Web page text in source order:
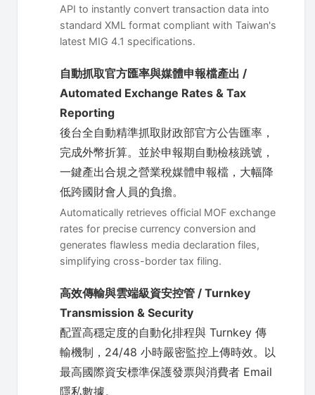
API to instantly convert transaction data into
standard XML format compliant with Taiwan's
latest MIG 4.1 specifications.
自動抓取官方匯率與媒體申報檔產出 /
Automated Exchange Rates & Tax
Reporting
後台全自動精準抓取財政部官方公告匯率，
完成外幣折算。並於申報期自動檢核跳號，
一鍵產出合規之營業稅媒體申報檔，大幅降
低跨國財會人員的負擔。
Automatically retrieves official MOF exchange
rates for precise currency conversion and
generates flawless media declaration files,
simplifying cross-border tax filing.
高效傳輸與雲端級資安控管 / Turnkey
Transmission & Security
配置高穩定度的自動化排程與 Turnkey 傳
輸機制，24/48 小時嚴密監控上傳時效。以
最高國際資安標準保護發票與消費者 Email
隱私數據。